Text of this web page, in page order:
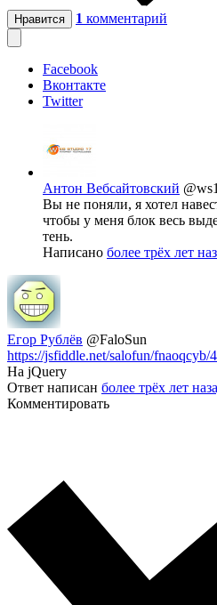
Нравится 1 комментарий
Facebook
Вконтакте
Twitter
Антон Вебсайтовский
Вы не поняли, я хотел
чтобы у меня блок весь
тень.
Написано более трёх лет
Егор Рублёв @FaloSun
https://jsfiddle.net/salofun/fnaoqcyb/
На jQuery
Ответ написан более трёх лет
Комментировать